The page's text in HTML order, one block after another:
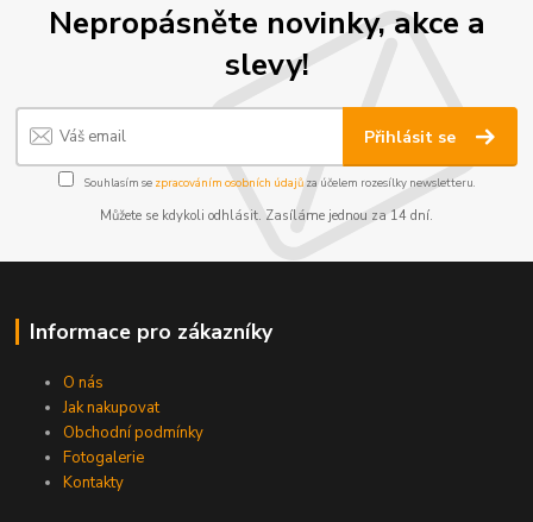
Nepropásněte novinky, akce a
slevy!
Přihlásit se
Souhlasím se zpracováním osobních údajůza účelem rozesílky newsletteru.
Můžete se kdykoli odhlásit. Zasíláme jednou za 14 dní.
Informace pro zákazníky
O nás
Jak nakupovat
Obchodní podmínky
Fotogalerie
Kontakty